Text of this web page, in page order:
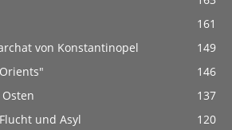
161
von Konstantinopel
149
146
137
und Asyl
120